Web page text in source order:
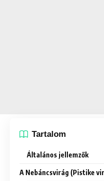
Tartalom
Általános jellemzők
A Nebáncsvirág (Pistike